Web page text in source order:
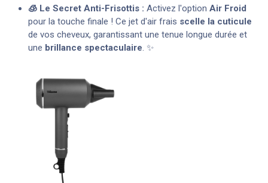
🧊 Le Secret Anti-Frisottis : Activez l'option Air Froid
pour la touche finale ! Ce jet d'air frais scelle la cuticule
de vos cheveux, garantissant une tenue longue durée et
une brillance spectaculaire. ✨